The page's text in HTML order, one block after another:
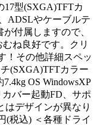
型(SXGA)TFTカ
ADSLやケーブルテ
付属しますので、
ね良好です。クリ
！その他詳細スペッ
(SXGA)TFTカラー
OS WindowsXP
バー起動FD、サポ
はデザインが異なり
(税込) ＜各種ドライ